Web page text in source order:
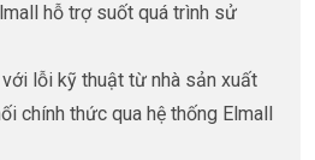
hỗ trợ suốt quá trình sử
lỗi kỹ thuật từ nhà sản xuất
chính thức qua hệ thống Elmall